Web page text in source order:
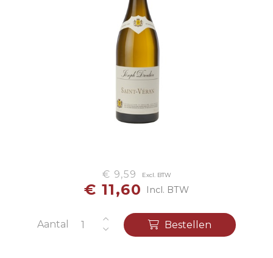
€ 9,59 Excl. BTW
€ 11,60 Incl. BTW
Aantal Bestellen